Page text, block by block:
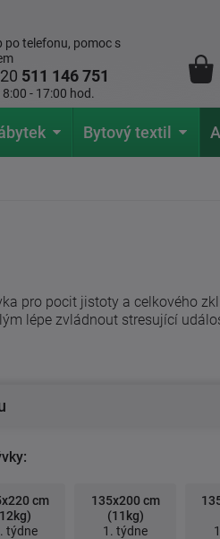
po telefonu, pomoc s
511 146 751
8:00 - 17:00 hod.
Bytový textil
pro pocit jistoty a celkového
lépe zvládnout stresující
cm
12kg)
týdne
135x200 cm
(11kg)
1. týdne